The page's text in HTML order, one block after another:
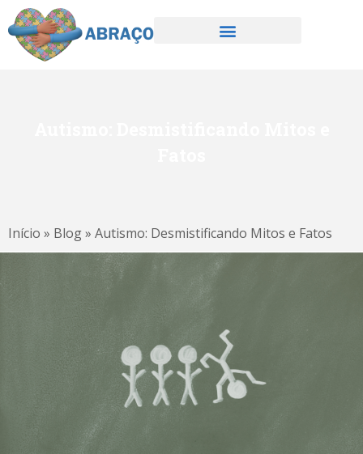
Início » Blog» Autismo: Desmistificando Mitos e Fatos